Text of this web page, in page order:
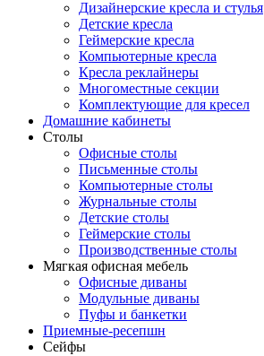
Дизайнерские кресла и стулья
Детские кресла
Геймерские кресла
Компьютерные кресла
Кресла реклайнеры
Многоместные секции
Комплектующие для кресел
Домашние кабинеты
Столы
Офисные столы
Письменные столы
Компьютерные столы
Журнальные столы
Детские столы
Геймерские столы
Производственные столы
Мягкая офисная мебель
Офисные диваны
Модульные диваны
Пуфы и банкетки
Приемные-ресепшн
Сейфы